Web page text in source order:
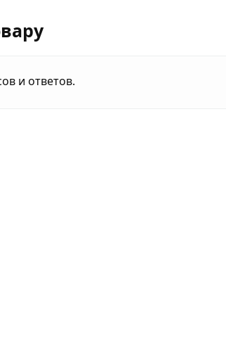
и ответов.